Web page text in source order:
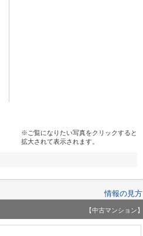
※ご覧になりたい写真をクリックすると
拡大されて表示されます。
情報の見方
【中古マンション】